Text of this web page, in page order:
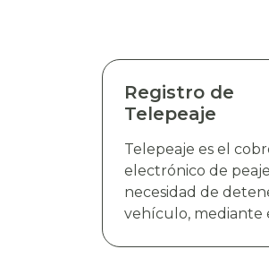
Registro de
Telepeaje
Telepeaje es el
electrónico de peaje, sin
necesidad de
vehículo, mediante